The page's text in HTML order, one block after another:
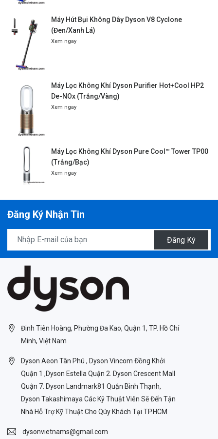
Máy Hút Bụi Không Dây Dyson V8 Cyclone
(Đen/Xanh Lá)
Xem ngay
Máy Lọc Không Khí Dyson Purifier Hot+Cool HP2
De-NOx (Trắng/Vàng)
Xem ngay
Máy Lọc Không Khí Dyson Pure Cool™ Tower TP00
(Trắng/Bạc)
Xem ngay
Đăng Ký Nhận Tin
Đăng Ký
Đinh Tiên Hoàng, Phường Đa Kao, Quận 1, TP. Hồ Chí
Minh, Việt Nam
Dyson Aeon Tân Phú , Dyson Vincom Đồng Khởi
Quận 1 ,Dyson Estella Quận 2. Dyson Crescent Mall
Quận 7. Dyson Landmark81 Quận Bình Thạnh,
Dyson Takashimaya Các Kỹ Thuật Viên Sẽ Đến Tận
Nhà Hỗ Trợ Kỹ Thuật Cho Qúy Khách Tại TP.HCM
dysonvietnams@gmail.com